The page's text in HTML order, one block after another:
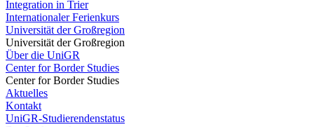
Integration in Trier
Internationaler Ferienkurs
Universität der Großregion
Universität der Großregion
Über die UniGR
Center for Border Studies
Center for Border Studies
Aktuelles
Kontakt
UniGR-Studierendenstatus